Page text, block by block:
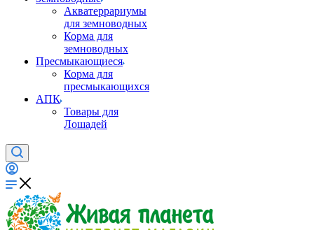
Акватеррариумы
для земноводных
Корма для
земноводных
Пресмыкающиеся
Корма для
пресмыкающихся
АПК
Товары для
Лошадей